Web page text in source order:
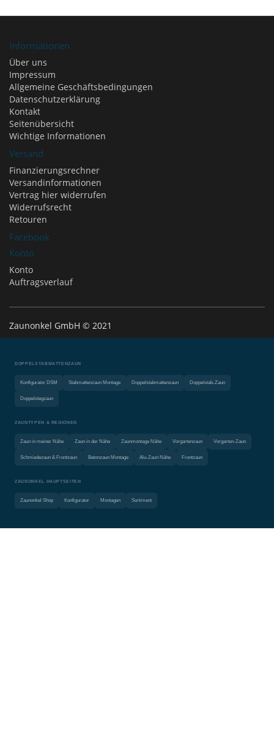
Informationen
Über uns
Impressum
Allgemeine Geschäftsbedingungen
Datenschutzerklärung
Kontakt
Seitenübersicht
Wichtige Informationen
Versand
Finanzierungsrechner
Versandinformationen
Vertrag hier widerrufen
Widerrufsrecht
Retouren
Facebook
Konto
Konto
Auftragsverlauf
Zaunonkel GmbH © 2021
DOPPELSTABMATTENZAUN
Konfigurator DSM Stabmattenzaun Montage Doppelstabmattenzaun Doppelstab-Zaun
Doppelstegzaun
ZAUNTYPEN & REGIONEN
Zaun in meiner Nähe Zaun in der Nähe Zaunmontage Nähe Vorgartenzaun Vorgarten-Zaun
Schmiedezaun & Frontzaun Betonzaun Montage Alu-Zaun Nähe Frontzaun
ZAUNONKEL HAUPTSEITEN
Zaunonkel Shop Konfigurator Montagen Sortiment